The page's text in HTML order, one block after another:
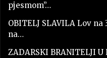
pjesmom”…
OBITELJ SLAVILA Lov
na…
ZADARSKI BRANITELJI